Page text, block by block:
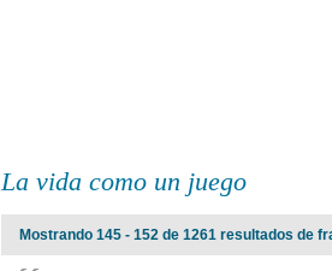
La vida como un juego
Mostrando 145 - 152 de 1261 resultados de